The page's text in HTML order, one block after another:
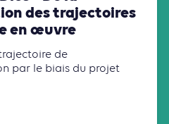
des trajectoires
en œuvre
de
par le biais du projet